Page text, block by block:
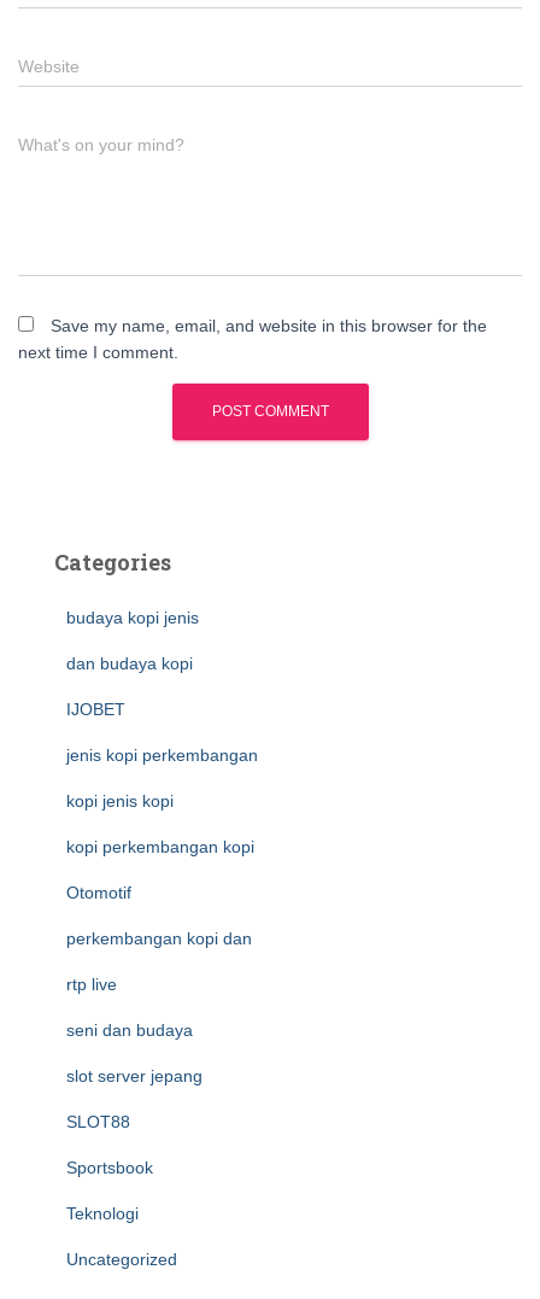
Website
What's on your mind?
Save my name, email, and website in this browser for the
next time I comment.
Categories
budaya kopi jenis
dan budaya kopi
IJOBET
jenis kopi perkembangan
kopi jenis kopi
kopi perkembangan kopi
Otomotif
perkembangan kopi dan
rtp live
seni dan budaya
slot server jepang
SLOT88
Sportsbook
Teknologi
Uncategorized